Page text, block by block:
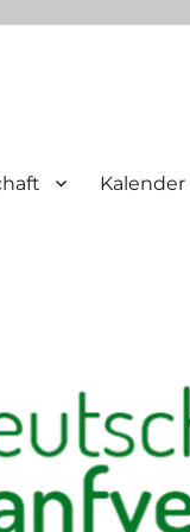
Kalender